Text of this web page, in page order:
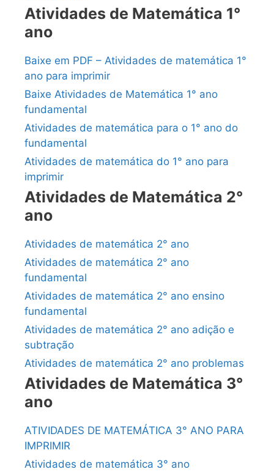
Atividades de Matemática 1°
ano
Baixe em PDF – Atividades de matemática 1°
ano para imprimir
Baixe Atividades de Matemática 1° ano
fundamental
Atividades de matemática para o 1° ano do
fundamental
Atividades de matemática do 1° ano para
imprimir
Atividades de Matemática 2°
ano
Atividades de matemática 2° ano
Atividades de matemática 2° ano
fundamental
Atividades de matemática 2° ano ensino
fundamental
Atividades de matemática 2° ano adição e
subtração
Atividades de matemática 2° ano problemas
Atividades de Matemática 3°
ano
ATIVIDADES DE MATEMÁTICA 3° ANO PARA
IMPRIMIR
Atividades de matemática 3° ano